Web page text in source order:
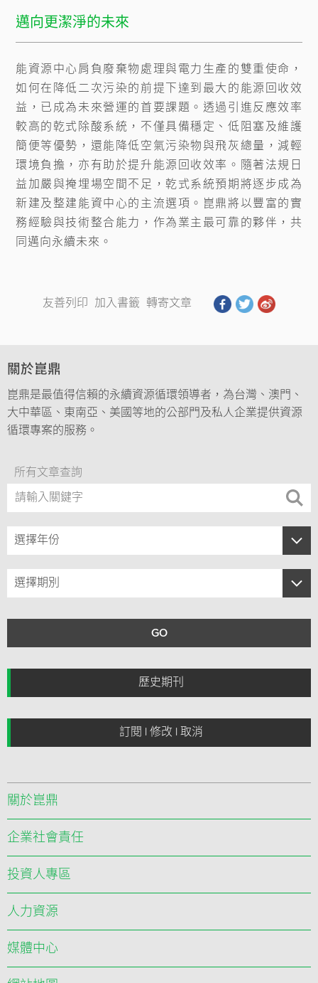
邁向更潔淨的未來
能資源中心肩負廢棄物處理與電力生產的雙重使命，
如何在降低二次污染的前提下達到最大的能源回收效
益，已成為未來營運的首要課題。透過引進反應效率
較高的乾式除酸系統，不僅具備穩定、低阻塞及維護
簡便等優勢，還能降低空氣污染物與飛灰總量，減輕
環境負擔，亦有助於提升能源回收效率。隨著法規日
益加嚴與掩埋場空間不足，乾式系統預期將逐步成為
新建及整建能資中心的主流選項。崑鼎將以豐富的實
務經驗與技術整合能力，作為業主最可靠的夥伴，共
同邁向永續未來。
友善列印 加入書籤 轉寄文章
關於崑鼎
崑鼎是最值得信賴的永續資源循環領導者，為台灣、澳門、
大中華區、東南亞、美國等地的公部門及私人企業提供資源
循環專案的服務。
所有文章查詢
選擇年份
2026
2025
2018
選擇期別
033
032
029
027
026
025
023
GO
關於崑鼎
企業社會責任
投資人專區
人力資源
媒體中心
歷史期刊
訂閱 | 修改 | 取消